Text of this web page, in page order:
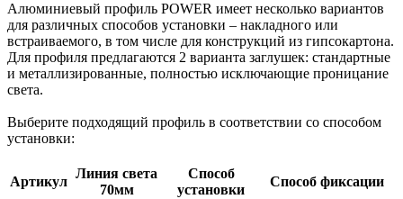
Алюминиевый профиль POWER имеет несколько вариантов
для различных способов установки – накладного или
встраиваемого, в том числе для конструкций из гипсокартона.
Для профиля предлагаются 2 варианта заглушек: стандартные
и металлизированные, полностью исключающие проницание
света.
Выберите подходящий профиль в соответствии со способом
установки:
Артикул
Линия света
70мм
Способ
установки
Способ фиксации